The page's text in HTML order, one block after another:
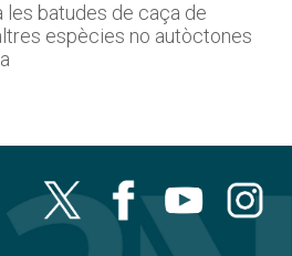
les batudes de caça de
espècies no autòctones